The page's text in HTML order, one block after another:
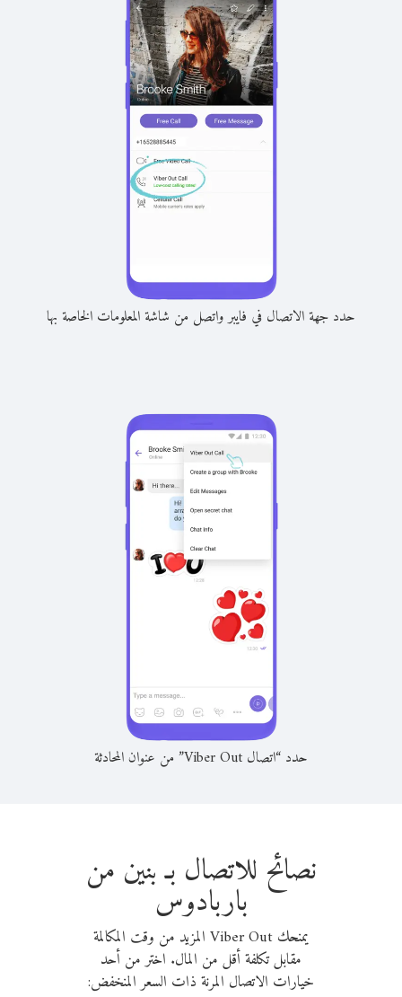
حدد جهة الاتصال في فايبر واتصل من شاشة المعلومات الخاصة بها
حدد “اتصال Viber Out” من عنوان المحادثة
نصائح للاتصال بـ بنين من
باربادوس
يمنحك Viber Out المزيد من وقت المكالمة
مقابل تكلفة أقل من المال. اختر من أحد
خيارات الاتصال المرنة ذات السعر المنخفض: